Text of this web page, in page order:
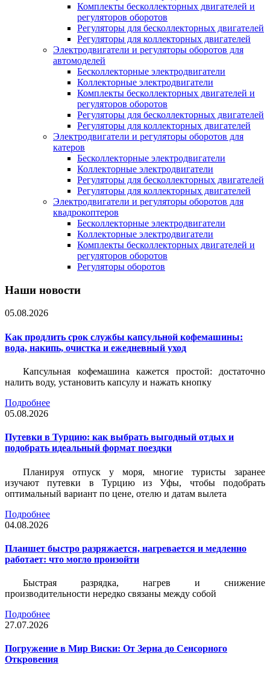
Комплекты бесколлекторных двигателей и
регуляторов оборотов
Регуляторы для бесколлекторных двигателей
Регуляторы для коллекторных двигателей
Электродвигатели и регуляторы оборотов для
автомоделей
Бесколлекторные электродвигатели
Коллекторные электродвигатели
Комплекты бесколлекторных двигателей и
регуляторов оборотов
Регуляторы для бесколлекторных двигателей
Регуляторы для коллекторных двигателей
Электродвигатели и регуляторы оборотов для
катеров
Бесколлекторные электродвигатели
Коллекторные электродвигатели
Регуляторы для бесколлекторных двигателей
Регуляторы для коллекторных двигателей
Электродвигатели и регуляторы оборотов для
квадрокоптеров
Бесколлекторные электродвигатели
Коллекторные электродвигатели
Комплекты бесколлекторных двигателей и
регуляторов оборотов
Регуляторы оборотов
Наши новости
05.08.2026
Как продлить срок службы капсульной кофемашины:
вода, накипь, очистка и ежедневный уход
Капсульная кофемашина кажется простой: достаточно
налить воду, установить капсулу и нажать кнопку
Подробнее
05.08.2026
Путевки в Турцию: как выбрать выгодный отдых и
подобрать идеальный формат поездки
Планируя отпуск у моря, многие туристы заранее
изучают путевки в Турцию из Уфы, чтобы подобрать
оптимальный вариант по цене, отелю и датам вылета
Подробнее
04.08.2026
Планшет быстро разряжается, нагревается и медленно
работает: что могло произойти
Быстрая разрядка, нагрев и снижение
производительности нередко связаны между собой
Подробнее
27.07.2026
Погружение в Мир Виски: От Зерна до Сенсорного
Откровения